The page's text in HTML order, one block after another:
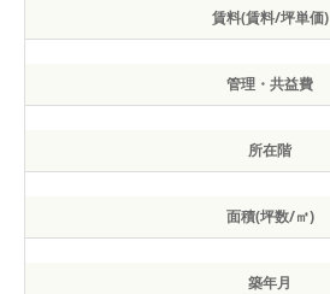
賃料(賃料/坪単価)
管理・共益費
所在階
面積(坪数/㎡)
築年月